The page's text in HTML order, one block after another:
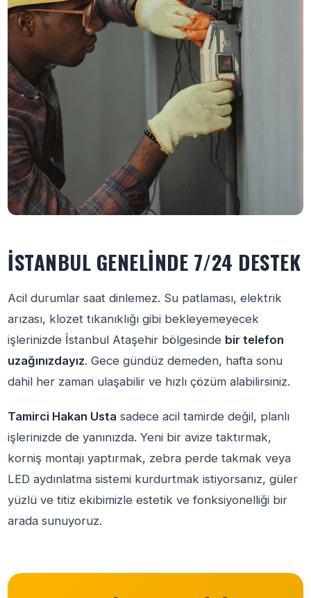
İSTANBUL GENELINDE 7/24 DESTEK
Acil durumlar saat dinlemez. Su patlaması, elektrik
arızası, klozet tıkanıklığı gibi bekleyemeyecek
işlerinizde İstanbul Ataşehir bölgesinde bir telefon
uzağınızdayız. Gece gündüz demeden, hafta sonu
dahil her zaman ulaşabilir ve hızlı çözüm alabilirsiniz.
Tamirci Hakan Usta sadece acil tamirde değil, planlı
işlerinizde de yanınızda. Yeni bir avize taktırmak,
korniş montajı yaptırmak, zebra perde takmak veya
LED aydınlatma sistemi kurdurtmak istiyorsanız, güler
yüzlü ve titiz ekibimizle estetik ve fonksiyonelliği bir
arada sunuyoruz.